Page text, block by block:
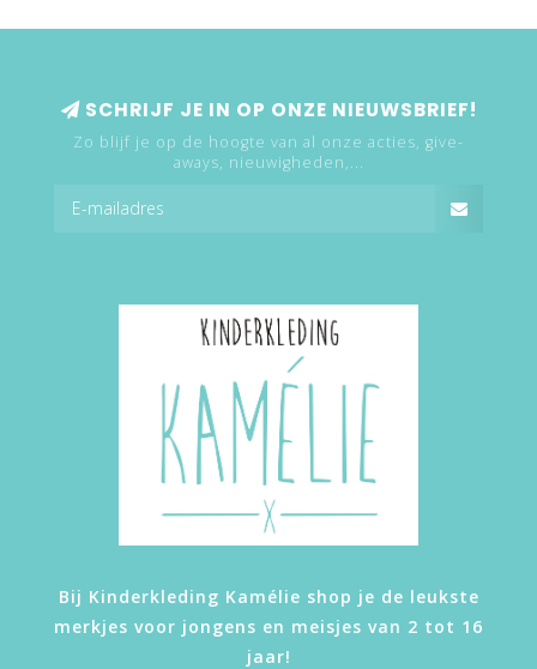
SCHRIJF JE IN OP ONZE NIEUWSBRIEF!
Zo blijf je op de hoogte van al onze acties, give-
aways, nieuwigheden,...
Bij Kinderkleding Kamélie shop je de leukste
merkjes voor jongens en meisjes van 2 tot 16
jaar!